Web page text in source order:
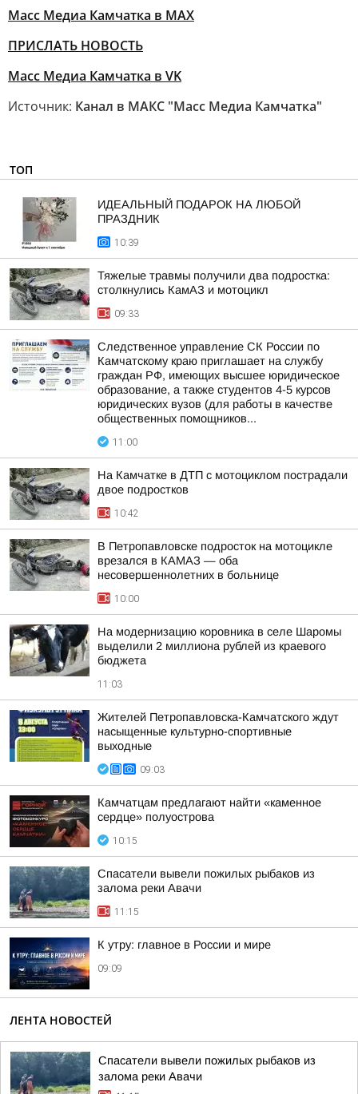
Масс Медиа Камчатка в MAX
ПРИСЛАТЬ НОВОСТЬ
Масс Медиа Камчатка в VK
Источник: Канал в МАКС "Масс Медиа Камчатка"
ТОП
ИДЕАЛЬНЫЙ ПОДАРОК НА ЛЮБОЙ
ПРАЗДНИК
10:39
Тяжелые травмы получили два подростка:
столкнулись КамАЗ и мотоцикл
09:33
Следственное управление СК России по
Камчатскому краю приглашает на службу
граждан РФ, имеющих высшее юридическое
образование, а также студентов 4-5 курсов
юридических вузов (для работы в качестве
общественных помощников...
11:00
На Камчатке в ДТП с мотоциклом пострадали
двое подростков
10:42
В Петропавловске подросток на мотоцикле
врезался в КАМАЗ — оба
несовершеннолетних в больнице
10:00
На модернизацию коровника в селе Шаромы
выделили 2 миллиона рублей из краевого
бюджета
11:03
Жителей Петропавловска-Камчатского ждут
насыщенные культурно-спортивные
выходные
09:03
Камчатцам предлагают найти «каменное
сердце» полуострова
10:15
Спасатели вывели пожилых рыбаков из
залома реки Авачи
11:15
К утру: главное в России и мире
09:09
ЛЕНТА НОВОСТЕЙ
Спасатели вывели пожилых рыбаков из
залома реки Авачи